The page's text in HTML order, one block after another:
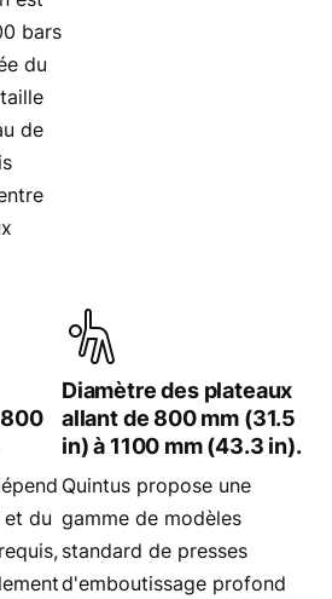
bars
du
de
du
Diamètre des plateaux
allant de 800 mm (31.5
in) à 1100 mm (43.3 in).
Quintus propose une
gamme de modèles
standard de presses
d'emboutissage profond